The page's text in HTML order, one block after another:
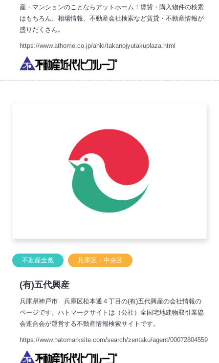
産・マンションのことならアットホーム！賃貸・購入物件の検索
はもちろん、相場情報、不動産会社検索など賃貸・不動産情報が
盛りだくさん。
https://www.athome.co.jp/ahki/takanojyutakuplaza.html
不動産全般 兵庫区・中央区
(有)五代興産
兵庫県神戸市 兵庫区松本通４丁目の(有)五代興産の会社情報の
ページです。ハトマークサイトは（公社）全国宅地建物取引業協
会連合会が運営する不動産情報検索サイトです。
https://www.hatomarksite.com/search/zentaku/agent/00072804559